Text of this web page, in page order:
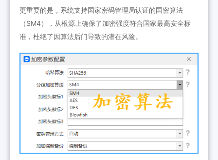
更重要的是，系统支持国家密码管理局认证的国密算法
（SM4），从根源上确保了加密强度符合国家最高安全标
准，杜绝了因算法后门导致的潜在风险。